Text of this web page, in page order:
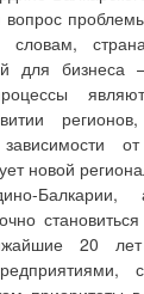
для бизнеса
новой
Балкарии,
20 лет